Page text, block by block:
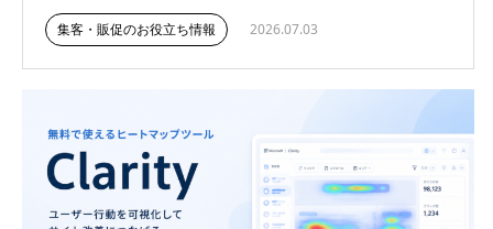
集客・販促のお役立ち情報 2026.07.03